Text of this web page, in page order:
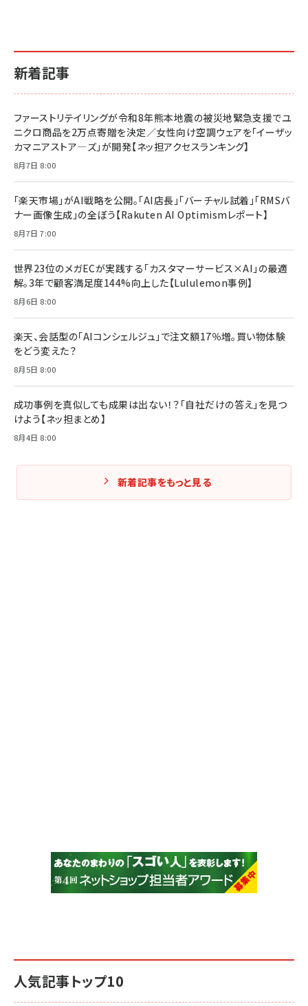
小さな会社は戦略が9割
￥1,815
マーケティングの真実 P&G・グリコで学んだ失敗
￥2,200
anan(アンアン)2026/06/24号 No.2500増刊
anan(アンアン)2026/07/08号 No.2502[2026
年後半、あなたの恋と運命／山田涼介]
￥880
ママ投資家が育休中に１億貯めた株式投資
￥1,870
￥1,980
ルな本質」
￥2,750
フィードバック経営 「沈黙の組織」から「高め合う
Amazonランキングをもっと見る
人気記事トップ10
新着記事
ファーストリテイリングが令和8年熊本地震の被災地緊急支援でユ
ニクロ商品を2万点寄贈を決定／女性向け空調ウェアを「イーザッ
カマニアストア―ズ」が開発【ネッ担アクセスランキング】
8月7日 8:00
「楽天市場」がAI戦略を公開。「AI店長」「バーチャル試着」「RMSバ
ナー画像生成」の全ぼう【Rakuten AI Optimismレポート】
8月7日 7:00
世界23位のメガECが実践する「カスタマーサービス×AI」の最適
解。3年で顧客満足度144%向上した【Lululemon事例】
8月6日 8:00
楽天、会話型の「AIコンシェルジュ」で注文額17％増。買い物体験
をどう変えた？
8月5日 8:00
成功事例を真似しても成果は出ない！？「自社だけの答え」を見つ
けよう【ネッ担まとめ】
8月4日 8:00
新着記事をもっと見る